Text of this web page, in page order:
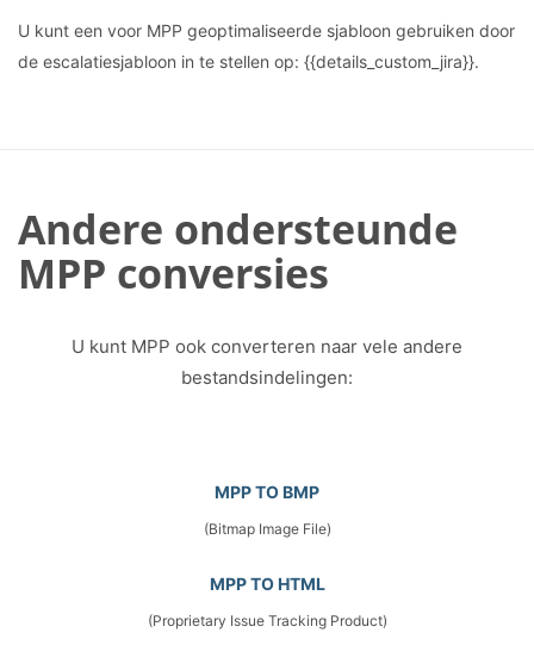
U kunt een voor MPP geoptimaliseerde sjabloon gebruiken door
de escalatiesjabloon in te stellen op: {{details_custom_jira}}.
Andere ondersteunde
MPP conversies
U kunt MPP ook converteren naar vele andere
bestandsindelingen:
MPP TO BMP
(Bitmap Image File)
MPP TO HTML
(Proprietary Issue Tracking Product)